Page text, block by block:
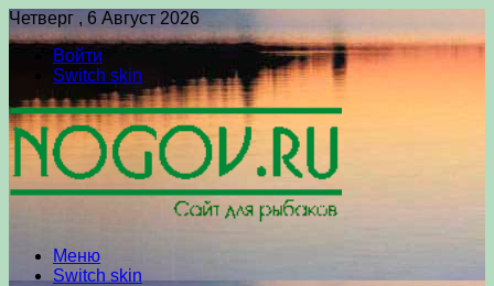
Четверг , 6 Август 2026
Войти
Switch skin
Меню
Switch skin